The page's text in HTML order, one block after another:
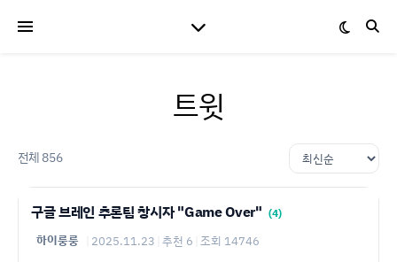
트윗
전체 856
구글 브레인 추론팀 창시자 "Game Over" (4)
하이룽룽 2025.11.23 추천 6 조회 14746